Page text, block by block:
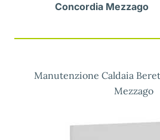
Concordia Mezzago
Manutenzione Caldaia
Mezzago